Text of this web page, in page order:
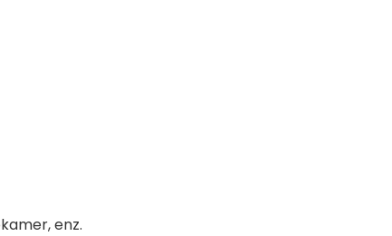
enz.